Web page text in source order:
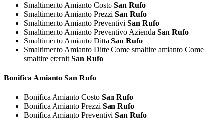
Smaltimento Amianto Costo San Rufo
Smaltimento Amianto Prezzi San Rufo
Smaltimento Amianto Preventivi San Rufo
Smaltimento Amianto Preventivo Azienda San Rufo
Smaltimento Amianto Ditta San Rufo
Smaltimento Amianto Ditte Come smaltire amianto Come
smaltire eternit San Rufo
Bonifica Amianto San Rufo
Bonifica Amianto Costo San Rufo
Bonifica Amianto Prezzi San Rufo
Bonifica Amianto Preventivi San Rufo